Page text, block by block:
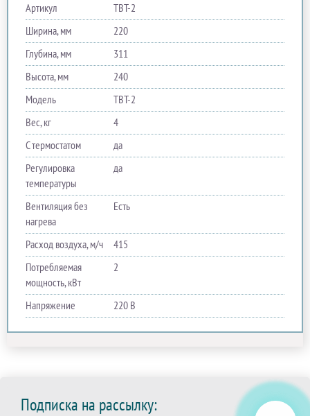
Артикул
ТВТ-2
Ширина, мм
220
Глубина, мм
311
Высота, мм
240
Модель
ТВТ-2
Вес, кг
4
С термостатом
да
Регулировка
температуры
да
Вентиляция без
нагрева
Есть
Расход воздуха, м/ч
415
Потребляемая
мощность, кВт
2
Напряжение 220 В
Подписка на рассылку: